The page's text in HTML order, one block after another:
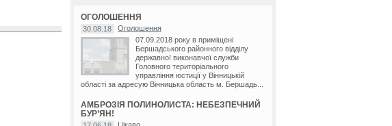
ОГОЛОШЕННЯ
30.08.18
Оголошення
07.09.2018 року в приміщені
Бершадського районного відділу
державної виконавчої служби
Головного територіального
управління юстиції у Вінницькій
області за адресую Вінницька область м. Бершадь...
АМБРОЗІЯ ПОЛИНОЛИСТА: НЕБЕЗПЕЧНИЙ
БУР’ЯН!
Цікаво